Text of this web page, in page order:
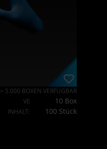
> 5.000 BOXEN VERFÜGBAR
VE
10 Box
INHALT: 100 Stück